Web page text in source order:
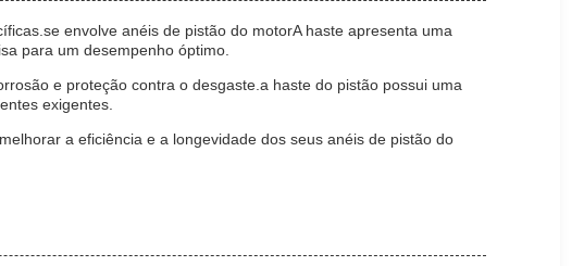
envolve anéis de pistão do motorA haste apresenta uma
para um desempenho óptimo.
e proteção contra o desgaste.a haste do pistão possui uma
exigentes.
a eficiência e a longevidade dos seus anéis de pistão do